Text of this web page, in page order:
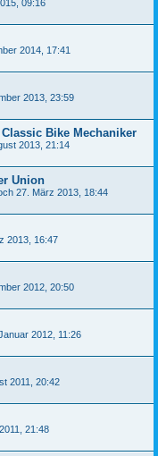
09:16
2014, 17:41
2013, 23:59
Bike Mechaniker
2013, 21:14
Union
27. März 2013, 18:44
2013, 16:47
2012, 20:50
2012, 11:26
2011, 20:42
21:48